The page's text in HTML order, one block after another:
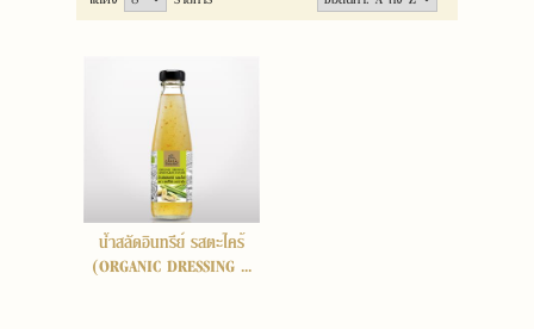
น้ำสลัดอินทรีย์ รสตะไคร้
(ORGANIC DRESSING ...